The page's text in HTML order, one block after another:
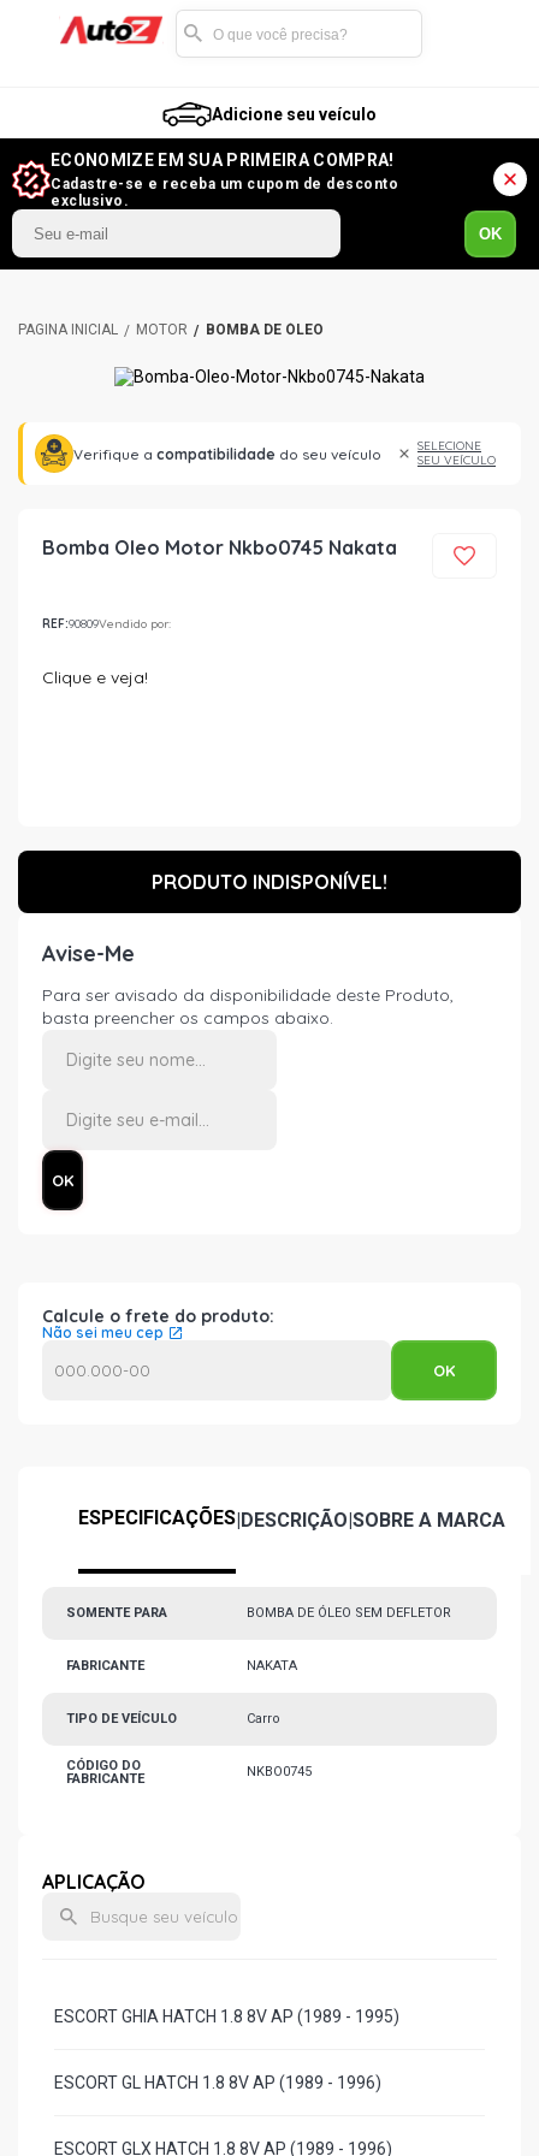
Adicione seu veículo
ECONOMIZE EM SUA PRIMEIRA COMPRA!
Cadastre-se e receba um cupom de desconto
exclusivo.
OK
MOTOR BOMBA DE ÓLEO
Verifique a compatibilidade do seu veículo
SELECIONE
SEU VEÍCULO
Bomba Oleo Motor Nkbo0745 Nakata
REF:90809Vendido por:
Clique e veja!
PRODUTO INDISPONÍVEL!
Avise-Me
Para ser avisado da disponibilidade deste Produto,
basta preencher os campos abaixo.
Calcule o frete do produto:
Não sei meu cep
ESPECIFICAÇÕES|DESCRIÇÃO|SOBRE A MARCA
SOMENTE PARA BOMBA DE ÓLEO SEM DEFLETOR
FABRICANTE NAKATA
TIPO DE VEÍCULO Carro
CÓDIGO DO
FABRICANTE
NKBO0745
APLICAÇÃO
ESCORT GHIA HATCH 1.8 8V AP (1989 - 1995)
ESCORT GL HATCH 1.8 8V AP (1989 - 1996)
ESCORT GLX HATCH 1.8 8V AP (1989 - 1996)